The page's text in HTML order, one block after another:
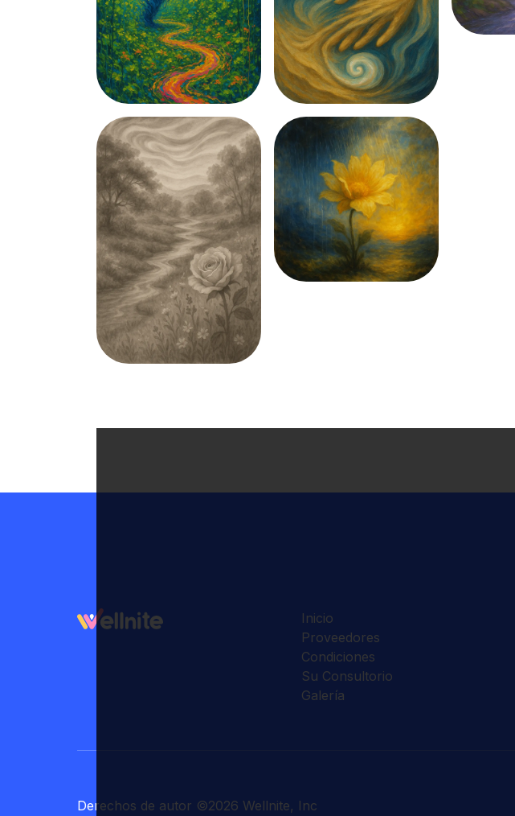
Inicio
Proveedores
Condiciones
Su Consultorio
Galería
Derechos de autor ©2026 Wellnite, Inc